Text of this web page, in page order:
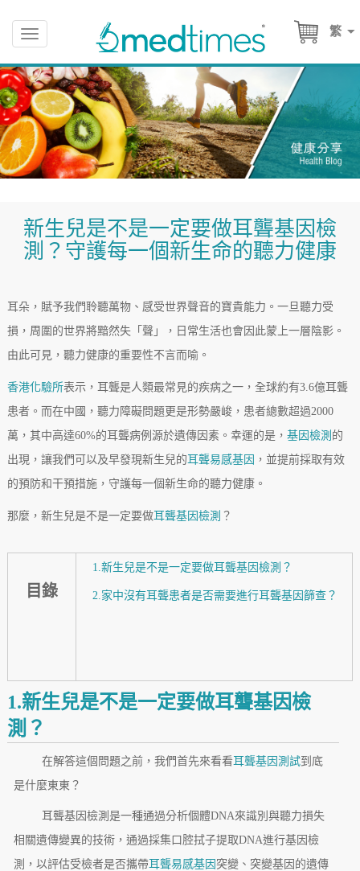
繁
Toggle
navigation
新生兒是不是一定要做耳聾基因檢
測？守護每一個新生命的聽力健康
耳朵，賦予我們聆聽萬物、感受世界聲音的寶貴能力。一旦聽力受
損，周圍的世界將黯然失「聲」，日常生活也會因此蒙上一層陰影。
由此可見，聽力健康的重要性不言而喻。
香港化驗所表示，耳聾是人類最常見的疾病之一，全球約有3.6億耳聾
患者。而在中國，聽力障礙問題更是形勢嚴峻，患者總數超過2000
萬，其中高達60%的耳聾病例源於遺傳因素。幸運的是， 基因檢測 的
出現，讓我們可以及早發現新生兒的 耳聾易感基因 ，並提前採取有效
的預防和干預措施，守護每一個新生命的聽力健康。
那麼，新生兒是不是一定要做耳聾基因檢測 ？
目錄
1.新生兒是不是一定要做耳聾基因檢測？
2.家中沒有耳聾患者是否需要進行耳聾基因篩查？
1.新生兒是不是一定要做耳聾基因檢
測？
在解答這個問題之前，我們首先來看看 耳聾基因測試到底
是什麼東東？
耳聾基因檢測是一種通過分析個體DNA來識別與聽力損失
相關遺傳變異的技術，通過採集口腔拭子提取DNA進行基因檢
測，以評估受檢者是否攜帶耳聾易感基因 突變、突變基因的遺傳